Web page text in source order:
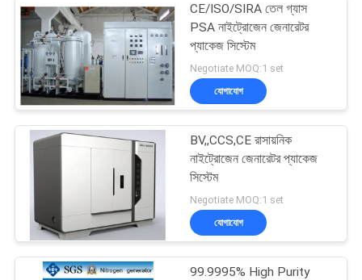
CE/ISO/SIRA তেল গ্যাস
PSA নাইট্রোজেন জেনারেটর
প্যাকেজ সিস্টেম
Negotiate MOQ:1 set
যোগাযোগ
BV,,CCS,CE রাসায়নিক
নাইট্রোজেন জেনারেটর প্যাকেজ
সিস্টেম
Negotiate MOQ:1 set
যোগাযোগ
99.9995% High Purity